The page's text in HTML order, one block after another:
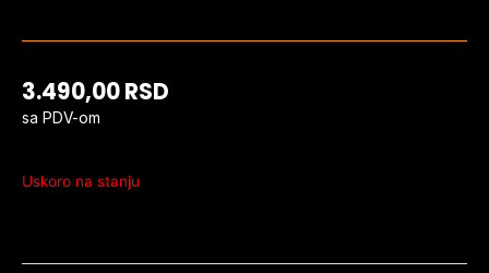
3.490,00RSD
sa PDV-om
Uskoro na stanju